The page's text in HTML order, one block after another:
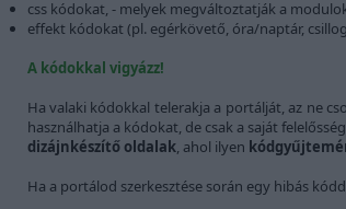
css kódokat, - melyek megváltoztatják a
effekt kódokat (pl. egérkövető, óra/naptár,
A kódokkal vigyázz!
Ha valaki kódokkal telerakja a portálját, az ne
használhatja a kódokat, de csak a saját
dizájnkészítő oldalak, ahol ilyen
Ha a portálod szerkesztése során egy hibás